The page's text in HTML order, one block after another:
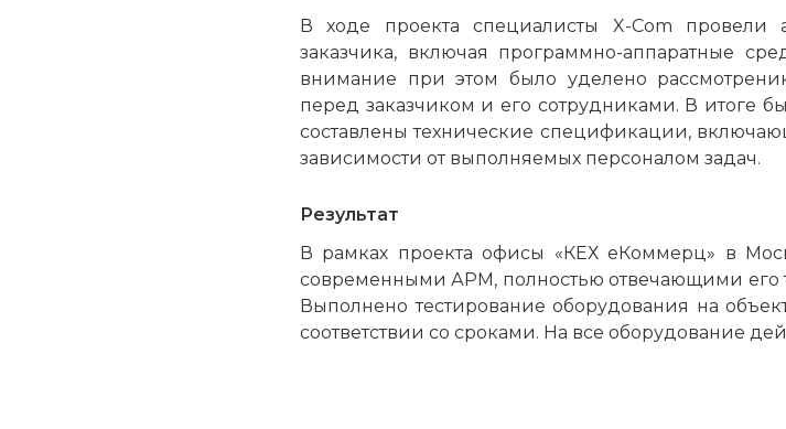
В ходе проекта специалисты X-Com провели
заказчика, включая программно-аппаратные
внимание при этом было уделено
перед заказчиком и его сотрудниками. В итоге
составлены технические спецификации,
зависимости от выполняемых персоналом задач.
Результат
В рамках проекта офисы «КЕХ еКоммерц» в
современными АРМ, полностью отвечающими его
Выполнено тестирование оборудования на
соответствии со сроками. На все оборудование